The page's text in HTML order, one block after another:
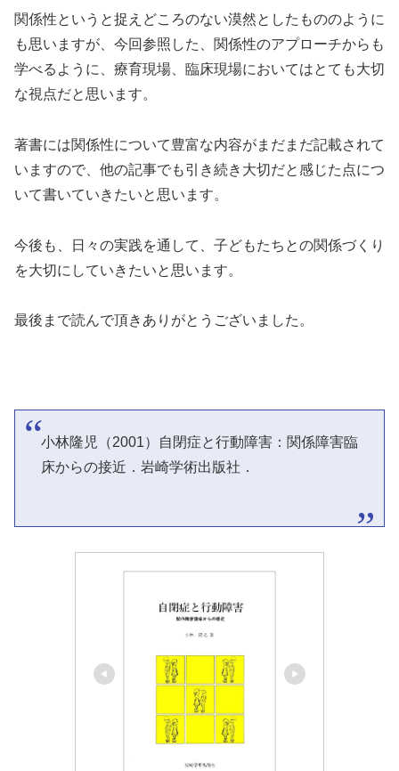
関係性というと捉えどころのない漠然としたもののように
も思いますが、今回参照した、関係性のアプローチからも
学べるように、療育現場、臨床現場においてはとても大切
な視点だと思います。
著書には関係性について豊富な内容がまだまだ記載されて
いますので、他の記事でも引き続き大切だと感じた点につ
いて書いていきたいと思います。
今後も、日々の実践を通して、子どもたちとの関係づくり
を大切にしていきたいと思います。
最後まで読んで頂きありがとうございました。
小林隆児（2001）自閉症と行動障害：関係障害臨
床からの接近．岩崎学術出版社．